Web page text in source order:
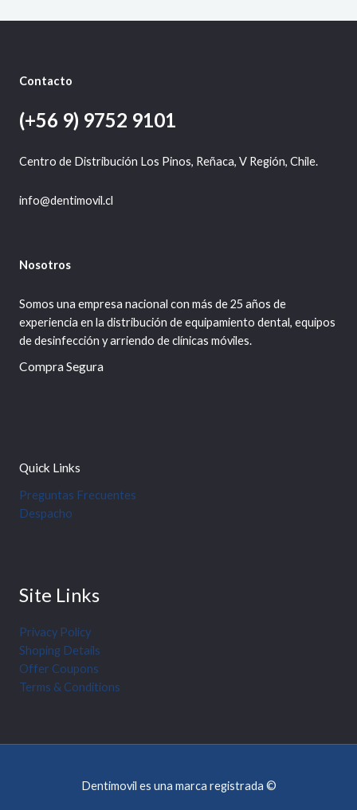
Contacto
(+56 9) 9752 9101
Centro de Distribución Los Pinos, Reñaca, V Región, Chile.
info@dentimovil.cl
Nosotros
Somos una empresa nacional con más de 25 años de
experiencia en la distribución de equipamiento dental, equipos
de desinfección y arriendo de clínicas móviles.
Compra Segura
Quick Links
Preguntas Frecuentes
Despacho
Site Links
Privacy Policy
Shoping Details
Offer Coupons
Terms & Conditions
Dentimovil es una marca registrada ©